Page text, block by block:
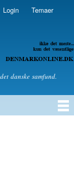
Login Temaer
om politik
danske samfund.